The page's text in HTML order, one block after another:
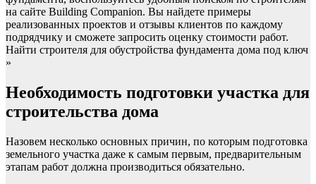
на сайте Building Companion. Вы найдете примеры
реализованных проектов и отзывы клиентов по каждому
подрядчику и сможете запросить оценку стоимости работ.
Найти строителя для обустройства фундамента дома под ключ
»
Необходимость подготовки участка для
строительства дома
Назовем несколько основных причин, по которым подготовка
земельного участка даже к самым первым, предварительным
этапам работ должна производиться обязательно.